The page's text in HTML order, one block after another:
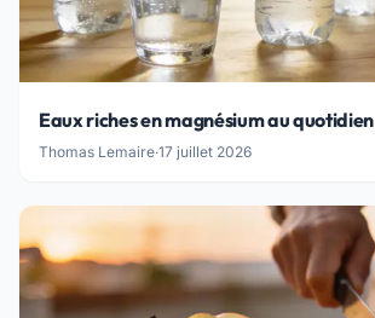
Eaux riches en magnésium au quotidien
Thomas Lemaire·17 juillet 2026